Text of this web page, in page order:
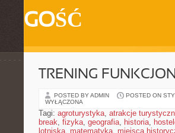
GOŚĆ
TRENING
POSTED BY ADMIN POSTED ON
WYŁĄCZONA
Tagi: agroturystyka, atrakcje
break, fizyka, geografia, historia,
lotniska, matematyka, miejsca